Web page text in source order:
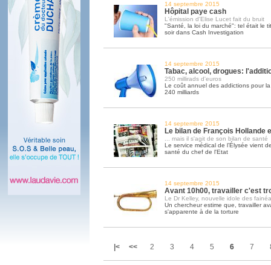
14 septembre 2015
Hôpital paye cash
L'émission d'Elise Lucet fait du bruit
"Santé, la loi du marché": tel était le
soir dans Cash Investigation
14 septembre 2015
Tabac, alcool, drogues:
250 millirads d'euros
Le coût annuel des addictions pour
240 milliards
14 septembre 2015
Le bilan de François Hollande
... mais il s'agit de son bilan de santé
Le service médical de l’Élysée vient
santé du chef de l'Etat
14 septembre 2015
Avant 10h00, travailler c'est
Le Dr Kelley, nouvelle idole des
Un chercheur estime que, travailler
s'apparente à de la torture
|< << 2 3 4 5 6 7